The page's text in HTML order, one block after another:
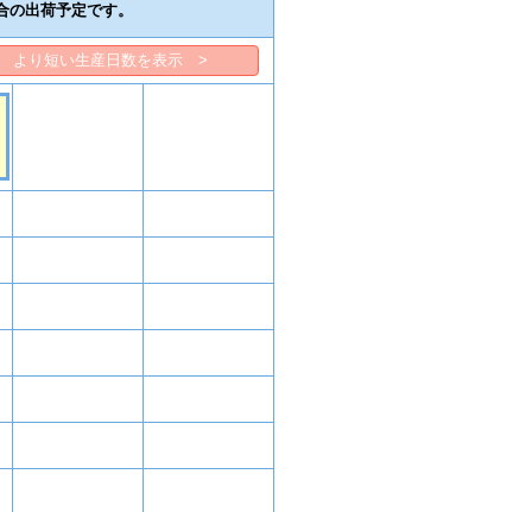
出荷予定です。
より短い生産日数を表示 >